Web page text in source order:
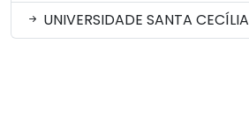
UNIVERSIDADE SANTA CECÍLIA